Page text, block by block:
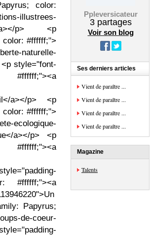
color:
illustrees-
a></p> <p
color: #ffffff;">
naturelle-
style="font-
a></p> <p
color: #ffffff;">
a></p> <p
#ffffff;"><a
Papyrus;
de-coeur-
Ppleversicateur
3partages
Voir son blog
Ses derniers articles
Vient de paraître ...
Vient de paraître ...
Vient de paraître ...
Vient de paraître ...
Magazine
Talents